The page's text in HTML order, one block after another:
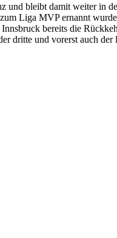
und bleibt damit weiter in
Liga MVP ernannt
bereits die
dritte und vorerst auch